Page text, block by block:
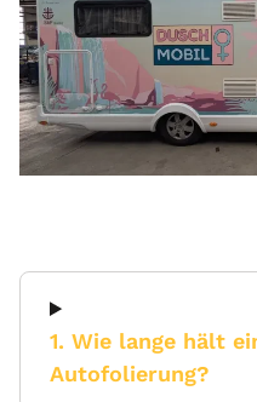
1. Wie lange hält
Autofolierung?